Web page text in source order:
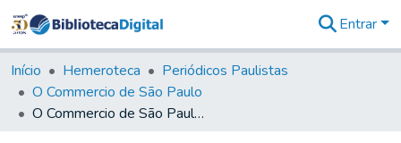
&
Coleções
Tudo na
Biblioteca
Entrar
Início Hemeroteca
Periódicos Paulistas
O Commercio de São Paulo
O Commercio de São Paulo, 1894, Ano II, n. 0291